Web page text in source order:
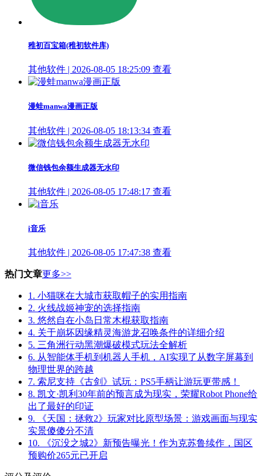
稚初百宝箱(稚初软件库)
其他软件 | 2026-08-05 18:25:09 查看
漫蛙manwa漫画正版
其他软件 | 2026-08-05 18:13:34 查看
微信钱包余额生成器无水印
其他软件 | 2026-08-05 17:48:17 查看
i音乐
其他软件 | 2026-08-05 17:47:38 查看
热门文章更多>>
1. 小猫咪在大城市获取帽子的实用指南
2. 火线战姬神宠的选择指南
3. 悠然自在小岛日常木棍获取指南
4. 关于崩坏因缘精灵海游龙召唤条件的详细介绍
5. 三角洲行动黑潮爆破模式玩法全解析
6. 从智能体手机到机器人手机，AI实现了从数字屏幕到
物理世界的跨越
7. 索尼支持《古剑》试玩：PS5手柄让游玩更带感！
8. 凯文·凯利30年前的预言成为现实，荣耀Robot Phone给
出了最好的印证
9. 《天国：拯救2》玩家对比原型场景：游戏画面与现实
实景傻傻分不清
10. 《沉没之城2》新预告曝光！作为克苏鲁续作，国区
预购价265元已开启